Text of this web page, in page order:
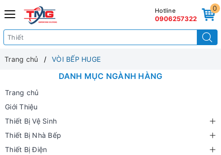
0
Hotline
0906257322
Trang chủ VÒI BẾP HUGE
DANH MỤC NGÀNH HÀNG
Trang chủ
Giới Thiệu
Thiết Bị Vệ Sinh
Thiết Bị Nhà Bếp
Thiết Bị Điện